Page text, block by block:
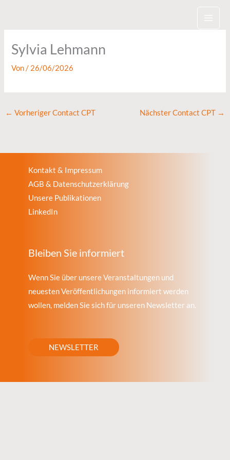
Sylvia Lehmann
Von/ 26/06/2026
← Vorheriger Contact CPT Nächster Contact CPT →
Kontakt & Impressum
AGB & Datenschutzerklärung
Unsere Publikationen
LinkedIn
Bleiben Sie informiert
Wenn Sie über unsere Veranstaltungen und
neuesten Veröffentlichungen informiert werden
wollen, melden Sie sich für unseren Newsletter an.
NEWSLETTER